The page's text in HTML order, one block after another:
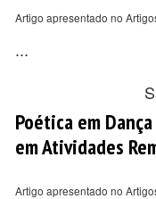
Artigo apresentado no
...
Poética em
em Atividades
Artigo apresentado no